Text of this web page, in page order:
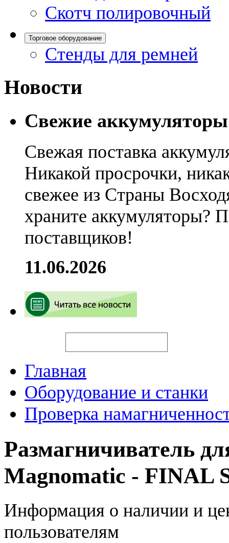
Скотч полировочный
Торговое оборудование
Стенды для ремней
Новости
Свежие
Свежая поставка
Никакой просрочки,
свежее из Страны
храните аккумуляторы?
поставщиков!
11.06.2026
Главная
Оборудование и станки
Проверка
Размагничиватель
Magnomatic - FINAL
Информация о наличии и
пользователям